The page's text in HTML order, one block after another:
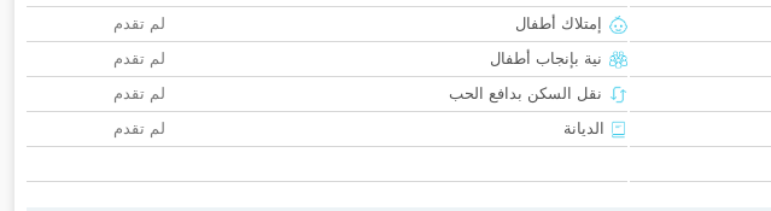
إمتلاك أطفال
لم تقدم
نية بإنجاب أطفال
لم تقدم
نقل السكن بدافع الحب
لم تقدم
الديانة
لم تقدم